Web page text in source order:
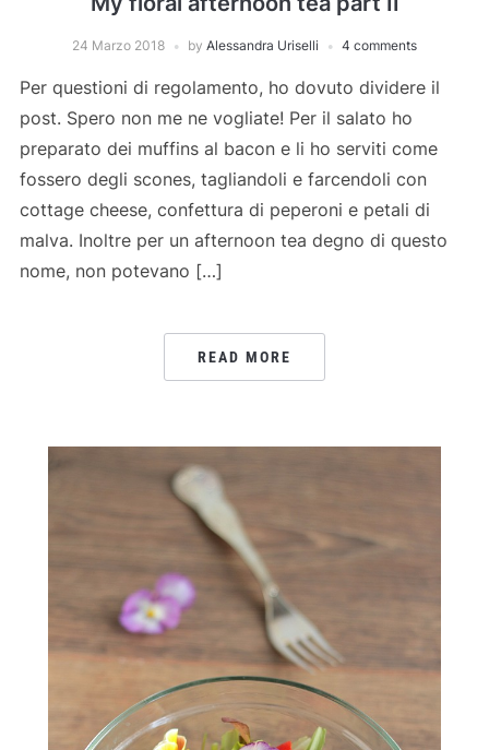
24 Marzo 2018 by Alessandra Uriselli 4 comments
Per questioni di regolamento, ho dovuto dividere il
post. Spero non me ne vogliate! Per il salato ho
preparato dei muffins al bacon e li ho serviti come
fossero degli scones, tagliandoli e farcendoli con
cottage cheese, confettura di peperoni e petali di
malva. Inoltre per un afternoon tea degno di questo
nome, non potevano […]
READ MORE